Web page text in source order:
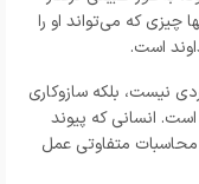
که می‌تواند او را
است.
نیست، بلکه سازوکاری
انسانی که پیوند
محاسبات متفاوتی عمل